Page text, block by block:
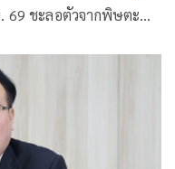
69 ชะลอตัวจากพิษตะ…